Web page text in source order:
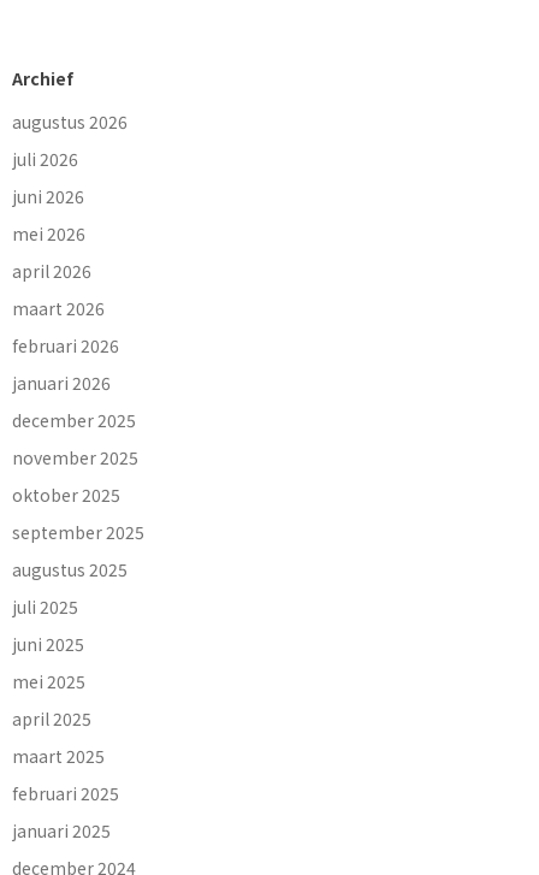
Archief
augustus 2026
juli 2026
juni 2026
mei 2026
april 2026
maart 2026
februari 2026
januari 2026
december 2025
november 2025
oktober 2025
september 2025
augustus 2025
juli 2025
juni 2025
mei 2025
april 2025
maart 2025
februari 2025
januari 2025
december 2024